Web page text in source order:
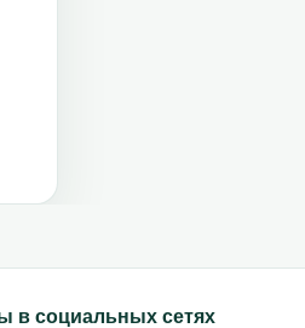
в социальных сетях